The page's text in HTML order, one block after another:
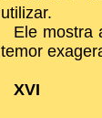
utilizar.
Ele mostra
temor
XVI